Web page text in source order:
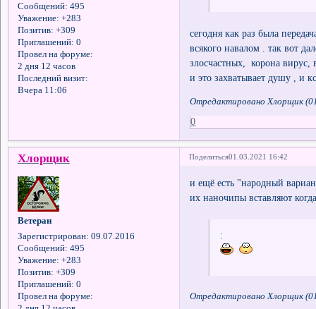
Сообщений: 495
Уважение: +283
Позитив: +309
Приглашений: 0
Провел на форуме:
2 дня 12 часов
Последний визит:
Вчера 11:06
сегодня как раз была
всякого навалом . так вот
злосчастных, корона вирус,
и это захватывает душу , и
Отредактировано Хлорщик
0
Поделиться01.03.2021 16:42
Хлорщик
Ветеран
Зарегистрирован: 09.07.2016
Сообщений: 495
Уважение: +283
Позитив: +309
Приглашений: 0
Провел на форуме:
и ещё есть "народный
их наночипы вставляют
:
Отредактировано Хлорщик